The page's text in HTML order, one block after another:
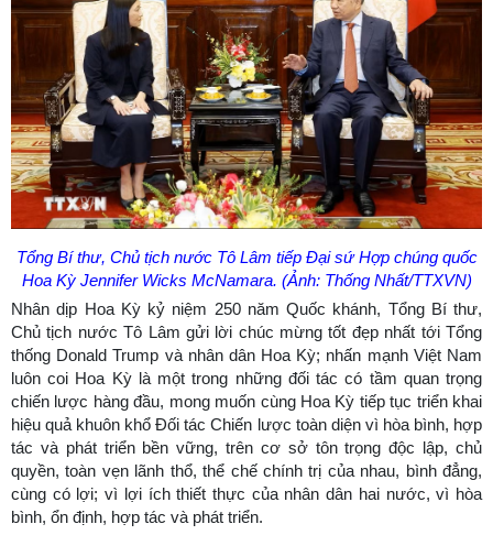
Tổng Bí thư, Chủ tịch nước Tô Lâm tiếp Đại sứ Hợp chúng quốc
Hoa Kỳ Jennifer Wicks McNamara. (Ảnh: Thống Nhất/TTXVN)
Nhân dịp Hoa Kỳ kỷ niệm 250 năm Quốc khánh, Tổng Bí thư,
Chủ tịch nước Tô Lâm gửi lời chúc mừng tốt đẹp nhất tới Tổng
thống Donald Trump và nhân dân Hoa Kỳ; nhấn mạnh Việt Nam
luôn coi Hoa Kỳ là một trong những đối tác có tầm quan trọng
chiến lược hàng đầu, mong muốn cùng Hoa Kỳ tiếp tục triển khai
hiệu quả khuôn khổ Đối tác Chiến lược toàn diện vì hòa bình, hợp
tác và phát triển bền vững, trên cơ sở tôn trọng độc lập, chủ
quyền, toàn vẹn lãnh thổ, thể chế chính trị của nhau, bình đẳng,
cùng có lợi; vì lợi ích thiết thực của nhân dân hai nước, vì hòa
bình, ổn định, hợp tác và phát triển.